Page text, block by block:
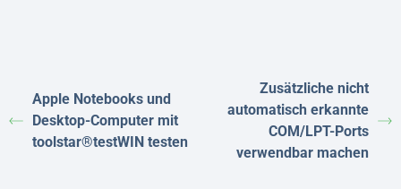
Apple Notebooks und
Desktop-Computer mit
toolstar®testWIN testen
Zusätzliche nicht
automatisch erkannte
COM/LPT-Ports
verwendbar machen